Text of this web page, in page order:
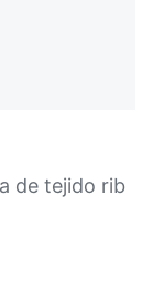
de tejido rib